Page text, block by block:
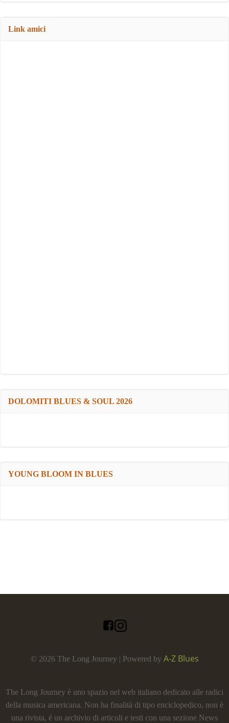
Link amici
DOLOMITI BLUES & SOUL 2026
YOUNG BLOOM IN BLUES
© 2026 The Long Journey | Powered by A-Z Blues
The Long Journey è uno spazio nel web italiano dedicato alle radici
della musica americana. Non ha finalità di tipo enciclopedico, non è
una rivista, é un archivio di articoli e testi con una sezione News